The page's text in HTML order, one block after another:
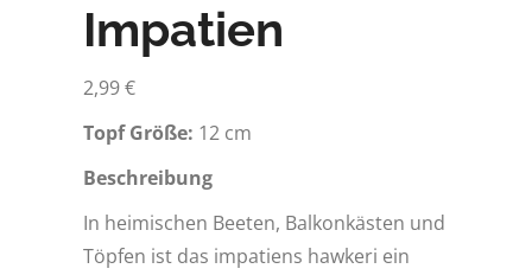
Impatien
2,99€
Topf Größe: 12 cm
Beschreibung
In heimischen Beeten, Balkonkästen und
Töpfen ist das impatiens hawkeri ein